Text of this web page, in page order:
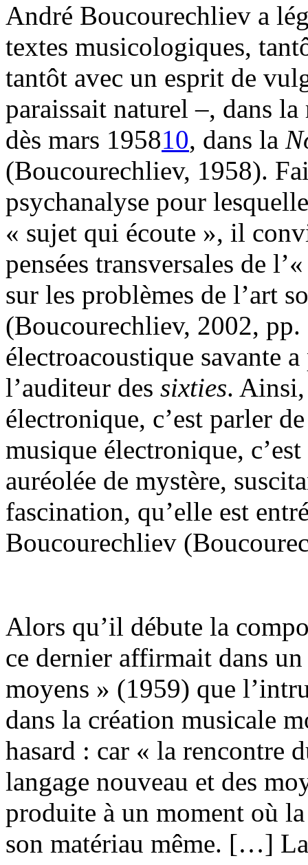
André Boucourechliev a
textes musicologiques,
tantôt avec un esprit de
paraissait naturel –, dans
dès mars 195810, dans la
(Boucourechliev, 1958).
psychanalyse pour
« sujet qui écoute », il
pensées transversales de
sur les problèmes de l’art
(Boucourechliev, 2002,
électroacoustique savante
l’auditeur des sixties.
électronique, c’est parler
musique électronique,
auréolée de mystère,
fascination, qu’elle est
Boucourechliev
Alors qu’il débute la
ce dernier affirmait dans
moyens » (1959) que
dans la création musicale
hasard : car « la rencontre
langage nouveau et des
produite à un moment où
son matériau même. […]